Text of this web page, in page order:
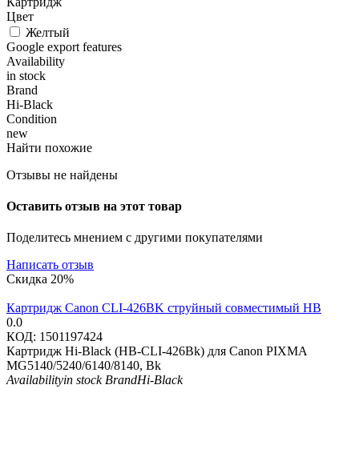
Цвет
Желтый
Google export features
Availability
in stock
Brand
Hi-Black
Condition
new
Найти похожие
Отзывы не найдены
Оставить отзыв на этот товар
Поделитесь мнением с другими покупателями
Написать отзыв
Скидка 20%
Картридж Canon CLI-426BK струйный совместимый HB
0.0
КОД: 1501197424
Картридж Hi-Black (HB-CLI-426Bk) для Canon PIXMA
MG5140/5240/6140/8140, Bk
Availabilityin stock BrandHi-Black